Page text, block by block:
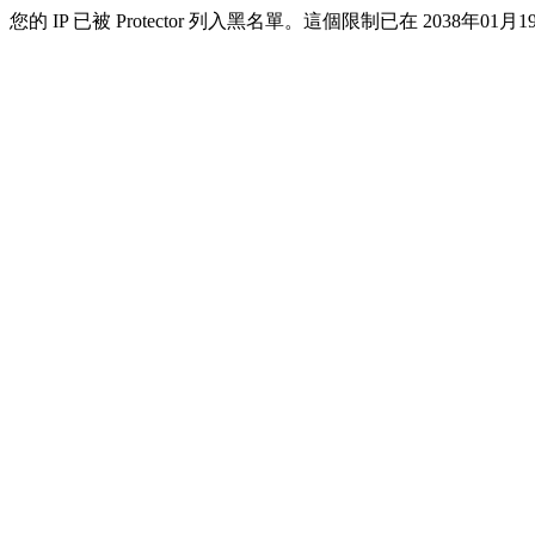
您的 IP 已被 Protector 列入黑名單。這個限制已在 2038年01月